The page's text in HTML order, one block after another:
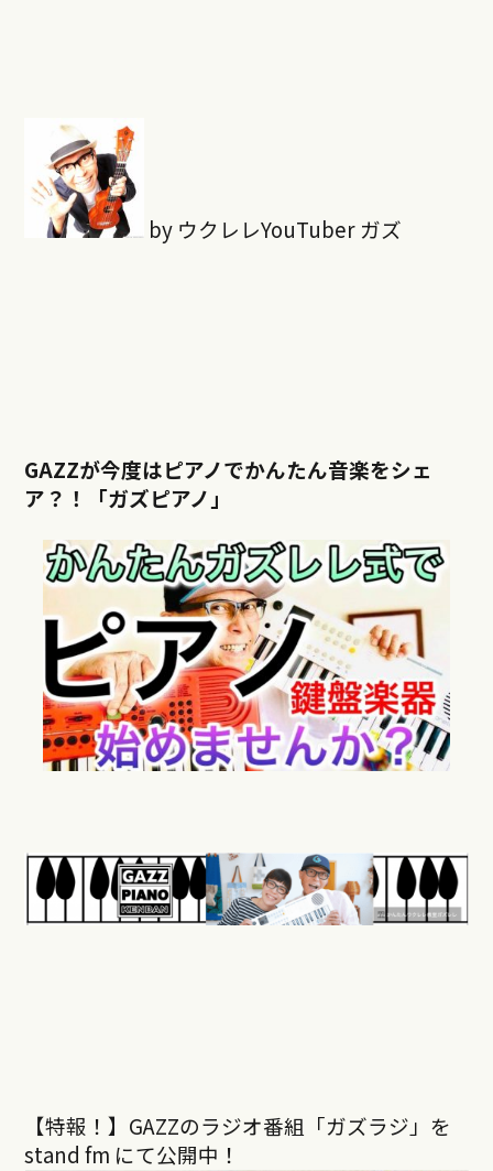
by ウクレレYouTuber ガズ
GAZZが今度はピアノでかんたん音楽をシェ
ア？！「ガズピアノ」
【特報！】GAZZのラジオ番組「ガズラジ」を
stand fm にて公開中！